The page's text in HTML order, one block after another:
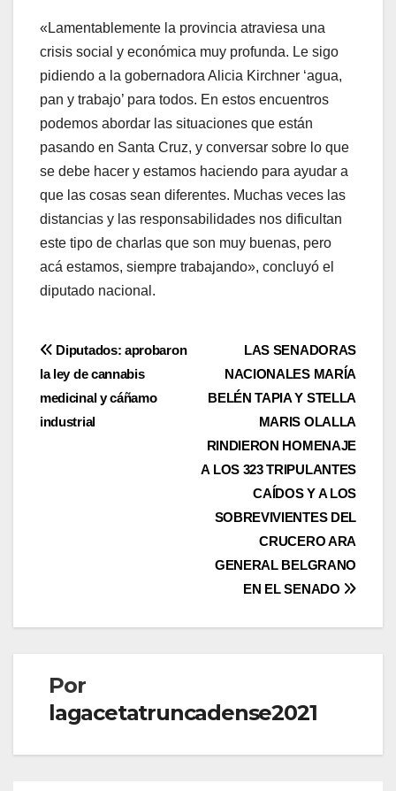
«Lamentablemente la provincia atraviesa una
crisis social y económica muy profunda. Le sigo
pidiendo a la gobernadora Alicia Kirchner ‘agua,
pan y trabajo’ para todos. En estos encuentros
podemos abordar las situaciones que están
pasando en Santa Cruz, y conversar sobre lo que
se debe hacer y estamos haciendo para ayudar a
que las cosas sean diferentes. Muchas veces las
distancias y las responsabilidades nos dificultan
este tipo de charlas que son muy buenas, pero
acá estamos, siempre trabajando», concluyó el
diputado nacional.
Navegación
de
entradas
LAS SENADORAS
NACIONALES MARÍA
BELÉN TAPIA Y STELLA
MARIS OLALLA
RINDIERON HOMENAJE
A LOS 323 TRIPULANTES
CAÍDOS Y A LOS
SOBREVIVIENTES DEL
CRUCERO ARA
GENERAL BELGRANO
EN EL SENADO
Diputados: aprobaron
la ley de cannabis
medicinal y cáñamo
industrial
Por
lagacetatruncadense2021